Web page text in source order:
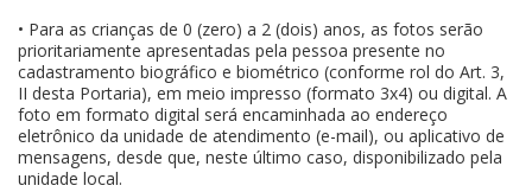
• Para as crianças de 0 (zero) a 2 (dois) anos, as fotos serão
prioritariamente apresentadas pela pessoa presente no
cadastramento biográfico e biométrico (conforme rol do Art. 3,
II desta Portaria), em meio impresso (formato 3x4) ou digital. A
foto em formato digital será encaminhada ao endereço
eletrônico da unidade de atendimento (e-mail), ou aplicativo de
mensagens, desde que, neste último caso, disponibilizado pela
unidade local.